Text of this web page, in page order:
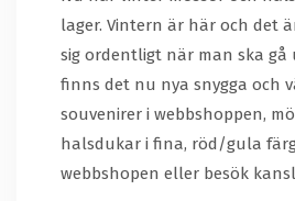
lager. Vintern är här och det
sig ordentligt när man ska gå
finns det nu nya snygga och
souvenirer i webbshoppen,
halsdukar i fina, röd/gula
webbshopen eller besök